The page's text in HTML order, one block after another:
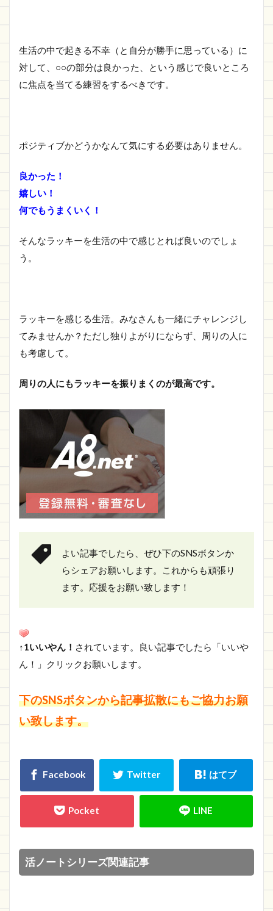
生活の中で起きる不幸（と自分が勝手に思っている）に
対して、○○の部分は良かった、という感じで良いところ
に焦点を当てる練習をするべきです。
ポジティブかどうかなんて気にする必要はありません。
良かった！
嬉しい！
何でもうまくいく！
そんなラッキーを生活の中で感じとれば良いのでしょ
う。
ラッキーを感じる生活。みなさんも一緒にチャレンジし
てみませんか？ただし独りよがりにならず、周りの人に
も考慮して。
周りの人にもラッキーを振りまくのが最高です。
よい記事でしたら、ぜひ下のSNSボタンか
らシェアお願いします。これからも頑張り
ます。応援をお願い致します！
↑1いいやん！ されています。良い記事でしたら「いいや
ん！」クリックお願いします。
下のSNSボタンから記事拡散にもご協力お願
い致します。
活ノートシリーズ関連記事